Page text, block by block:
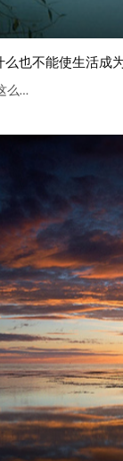
么也不能使生活
为什么这么静谧的图片和期刊名要配这么有力的音乐